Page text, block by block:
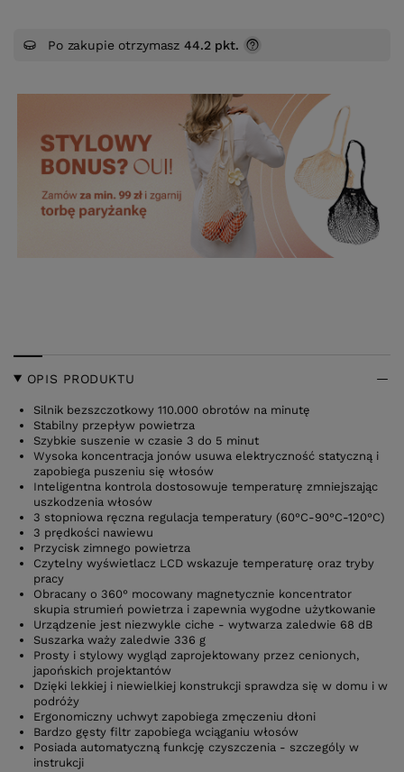
Po zakupie otrzymasz44.2 pkt.
OPIS PRODUKTU
Silnik bezszczotkowy 110.000 obrotów na minutę
Stabilny przepływ powietrza
Szybkie suszenie w czasie 3 do 5 minut
Wysoka koncentracja jonów usuwa elektryczność statyczną i
zapobiega puszeniu się włosów
Inteligentna kontrola dostosowuje temperaturę zmniejszając
uszkodzenia włosów
3 stopniowa ręczna regulacja temperatury (60°C-90°C-120°C)
3 prędkości nawiewu
Przycisk zimnego powietrza
Czytelny wyświetlacz LCD wskazuje temperaturę oraz tryby
pracy
Obracany o 360° mocowany magnetycznie koncentrator
skupia strumień powietrza i zapewnia wygodne użytkowanie
Urządzenie jest niezwykle ciche - wytwarza zaledwie 68 dB
Suszarka waży zaledwie 336 g
Prosty i stylowy wygląd zaprojektowany przez cenionych,
japońskich projektantów
Dzięki lekkiej i niewielkiej konstrukcji sprawdza się w domu i w
podróży
Ergonomiczny uchwyt zapobiega zmęczeniu dłoni
Bardzo gęsty filtr zapobiega wciąganiu włosów
Posiada automatyczną funkcję czyszczenia - szczególy w
instrukcji